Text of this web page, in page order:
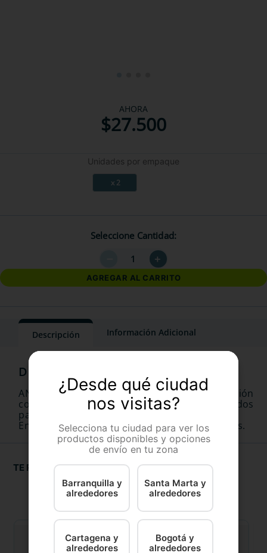
AHORA
$27.500
Unidades por empaque
x 2
Seleccione Cantidad
＋
AGREGAR AL CARRITO
Descripción Información Adicional
ANTIPARASITARIO interno oral de liberación
controlada en comprimidos birranurados
palatables.
Envase conteniendo 1 blister con 2 comprimidos.
TE RECOMENDAMOS
¿Desde qué ciudad
nos visitas?
Selecciona tu ciudad para ver los
productos disponibles y opciones
de envío en tu zona
Barranquilla y
alrededores
Santa Marta y
alrededores
Cartagena y
alrededores
Bogotá y
alrededores